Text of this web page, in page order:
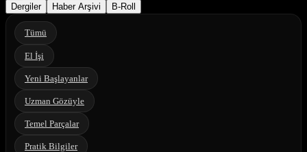
Dergiler Haber Arşivi B-Roll
Tümü
El İşi
Yeni Başlayanlar
Uzman Gözüyle
Temel Parçalar
Pratik Bilgiler